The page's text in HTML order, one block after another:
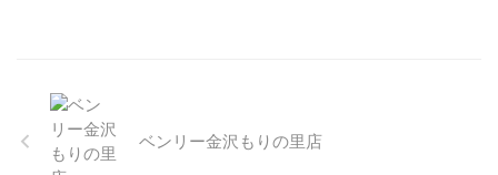
ベンリー金沢もりの里店